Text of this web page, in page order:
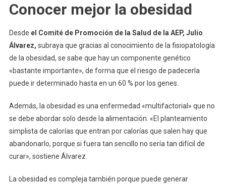
Conocer mejor la obesidad
Desde el Comité de Promoción de la Salud de la AEP, Julio
Álvarez, subraya que gracias al conocimiento de la fisiopatología
de la obesidad, se sabe que hay un componente genético
«bastante importante», de forma que el riesgo de padecerla
puede ir determinado hasta en un 60 % por los genes.
Además, la obesidad es una enfermedad «multifactorial» que no
se debe abordar solo desde la alimentación. «El planteamiento
simplista de calorías que entran por calorías que salen hay que
abandonarlo, porque si fuera tan sencillo no sería tan difícil de
curar», sostiene Álvarez.
La obesidad es compleja también porque puede generar